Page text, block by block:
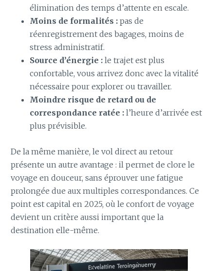
élimination des temps d’attente en escale.
Moins de formalités :pas de
réenregistrement des bagages, moins de
stress administratif.
Source d’énergie :le trajet est plus
confortable, vous arrivez donc avec la vitalité
nécessaire pour explorer ou travailler.
Moindre risque de retard ou de
correspondance ratée :l’heure d’arrivée est
plus prévisible.
De la même manière, le vol direct au retour
présente un autre avantage : il permet de clore le
voyage en douceur, sans éprouver une fatigue
prolongée due aux multiples correspondances. Ce
point est capital en 2025, où le confort de voyage
devient un critère aussi important que la
destination elle-même.